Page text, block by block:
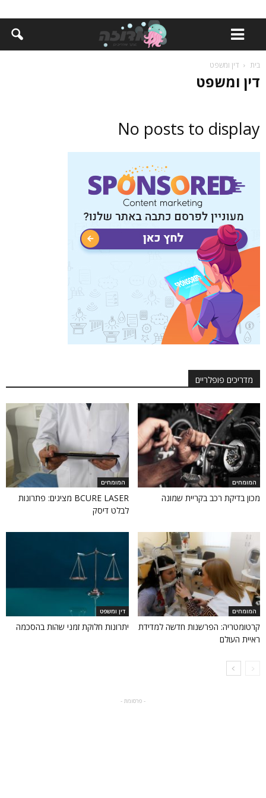
בית דין ומשפט
דין ומשפט
No posts to display
מדריכים פופלריים
המומחים
מכון בדיקת רכב בקריית שמונה
המומחים
BCURE LASER מציגים: פתרונות
לבלט דיסק
המומחים
קרטומטריה: הפרשנות חדשה למדידת
ראיית העולם
דין ומשפט
יתרונות חלוקת זמני שהות בהסכמה‏
- פרסומת -